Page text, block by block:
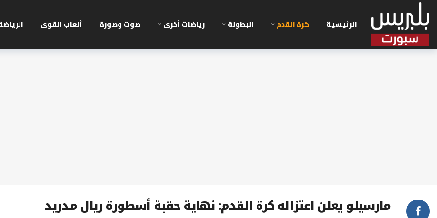
الرئيسية كرة القدم البطولة رياضات أخرى صوت وصورة ألعاب القوى
مارسيلو يعلن اعتزاله كرة القدم: نهاية حقبة أسطورة ريال مدريد